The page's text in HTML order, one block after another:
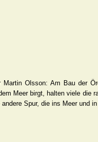
Olsson: Am Bau der
Meer birgt, halten viele die
Spur, die ins Meer und